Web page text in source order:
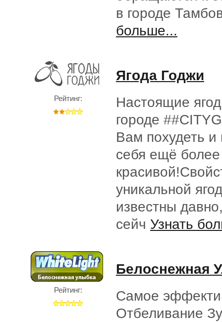
в городе
больше...
Рейтинг:
Ягода Годжи
Настоящие
городе
Вам похудеть и
себя ещё
уникальной
известны
сейч Узнать
Рейтинг:
Белоснежная
Самое
Отбеливание